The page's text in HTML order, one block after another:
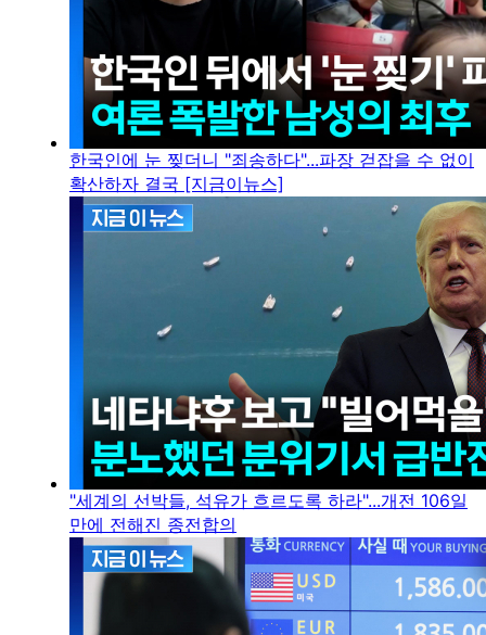
한국인에 눈 찢더니 "죄송하다"...파장 걷잡을 수 없이
확산하자 결국 [지금이뉴스]
"세계의 선박들, 석유가 흐르도록 하라"...개전 106일
만에 전해진 종전합의